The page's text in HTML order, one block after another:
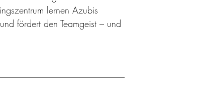
lernen Azubis
fördert den Teamgeist – und